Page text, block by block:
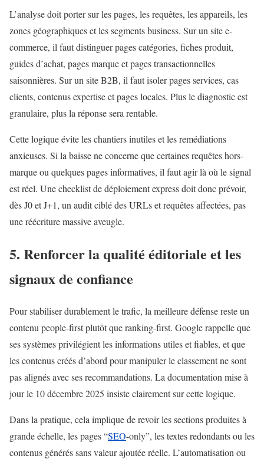
L’analyse doit porter sur les pages, les requêtes, les appareils, les
zones géographiques et les segments business. Sur un site e-
commerce, il faut distinguer pages catégories, fiches produit,
guides d’achat, pages marque et pages transactionnelles
saisonnières. Sur un site B2B, il faut isoler pages services, cas
clients, contenus expertise et pages locales. Plus le diagnostic est
granulaire, plus la réponse sera rentable.
Cette logique évite les chantiers inutiles et les remédiations
anxieuses. Si la baisse ne concerne que certaines requêtes hors-
marque ou quelques pages informatives, il faut agir là où le signal
est réel. Une checklist de déploiement express doit donc prévoir,
dès J0 et J+1, un audit ciblé des URLs et requêtes affectées, pas
une réécriture massive aveugle.
5. Renforcer la qualité éditoriale et les
signaux de confiance
Pour stabiliser durablement le trafic, la meilleure défense reste un
contenu people-first plutôt que ranking-first. Google rappelle que
ses systèmes privilégient les informations utiles et fiables, et que
les contenus créés d’abord pour manipuler le classement ne sont
pas alignés avec ses recommandations. La documentation mise à
jour le 10 décembre 2025 insiste clairement sur cette logique.
Dans la pratique, cela implique de revoir les sections produites à
grande échelle, les pages “SEO-only”, les textes redondants ou les
contenus générés sans valeur ajoutée réelle. L’automatisation ou